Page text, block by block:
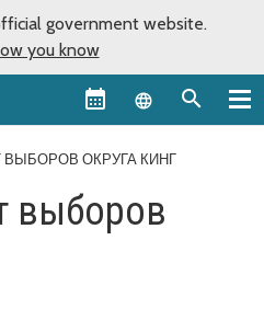
government website.
you know
Language
ОКРУГА КИНГ
выборов